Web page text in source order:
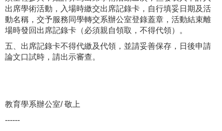
出席學術活動，入場時繳交出席記錄卡，自行填妥日期及活
動名稱，交予服務同學轉交系辦公室登錄蓋章，活動結束離
場時發回出席記錄卡（必須親自領取，不得代領）。
五、出席記錄卡不得代繳及代領，並請妥善保存，日後申請
論文口試時，請出示審查。
教育學系辦公室/ 敬上
------